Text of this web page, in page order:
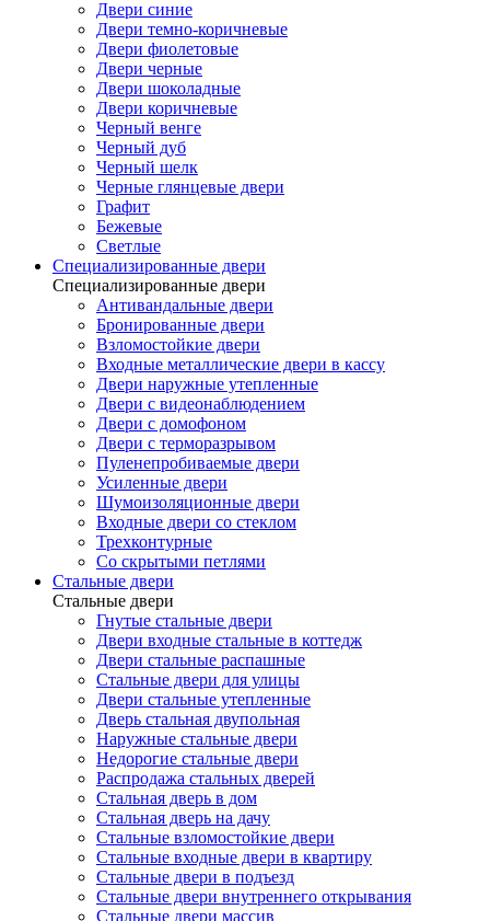
Двери синие
Двери темно-коричневые
Двери фиолетовые
Двери черные
Двери шоколадные
Двери коричневые
Черный венге
Черный дуб
Черный шелк
Черные глянцевые двери
Графит
Бежевые
Светлые
Специализированные двери
Специализированные двери
Антивандальные двери
Бронированные двери
Взломостойкие двери
Входные металлические двери в кассу
Двери наружные утепленные
Двери с видеонаблюдением
Двери с домофоном
Двери с терморазрывом
Пуленепробиваемые двери
Усиленные двери
Шумоизоляционные двери
Входные двери со стеклом
Трехконтурные
Со скрытыми петлями
Стальные двери
Стальные двери
Гнутые стальные двери
Двери входные стальные в коттедж
Двери стальные распашные
Стальные двери для улицы
Двери стальные утепленные
Дверь стальная двупольная
Наружные стальные двери
Недорогие стальные двери
Распродажа стальных дверей
Стальная дверь в дом
Стальная дверь на дачу
Стальные взломостойкие двери
Стальные входные двери в квартиру
Стальные двери в подъезд
Стальные двери внутреннего открывания
Стальные двери массив